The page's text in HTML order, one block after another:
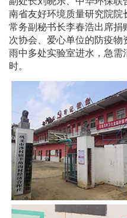
南省友好环境质量研究院院
常务副秘书长李春浩出席捐
次协会、爱心单位的防疫
雨中多处实验室进水，急需
时。